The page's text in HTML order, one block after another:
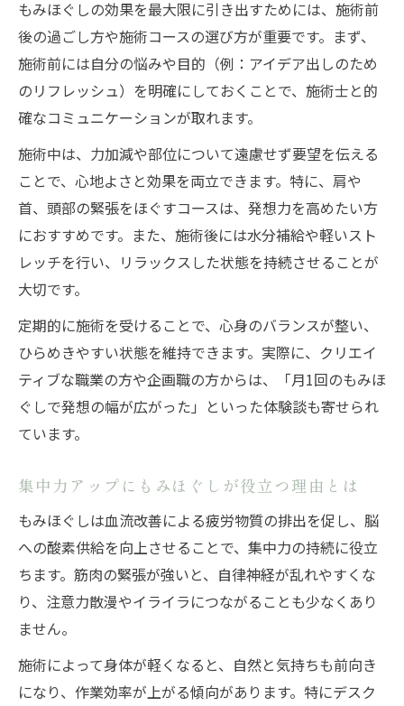
もみほぐしの効果を最大限に引き出すためには、施術前
後の過ごし方や施術コースの選び方が重要です。まず、
施術前には自分の悩みや目的（例：アイデア出しのため
のリフレッシュ）を明確にしておくことで、施術士と的
確なコミュニケーションが取れます。
施術中は、力加減や部位について遠慮せず要望を伝える
ことで、心地よさと効果を両立できます。特に、肩や
首、頭部の緊張をほぐすコースは、発想力を高めたい方
におすすめです。また、施術後には水分補給や軽いスト
レッチを行い、リラックスした状態を持続させることが
大切です。
定期的に施術を受けることで、心身のバランスが整い、
ひらめきやすい状態を維持できます。実際に、クリエイ
ティブな職業の方や企画職の方からは、「月1回のもみほ
ぐしで発想の幅が広がった」といった体験談も寄せられ
ています。
集中力アップにもみほぐしが役立つ理由とは
もみほぐしは血流改善による疲労物質の排出を促し、脳
への酸素供給を向上させることで、集中力の持続に役立
ちます。筋肉の緊張が強いと、自律神経が乱れやすくな
り、注意力散漫やイライラにつながることも少なくあり
ません。
施術によって身体が軽くなると、自然と気持ちも前向き
になり、作業効率が上がる傾向があります。特にデスク